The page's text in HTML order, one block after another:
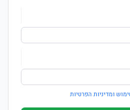
ומדיניות הפרטיות